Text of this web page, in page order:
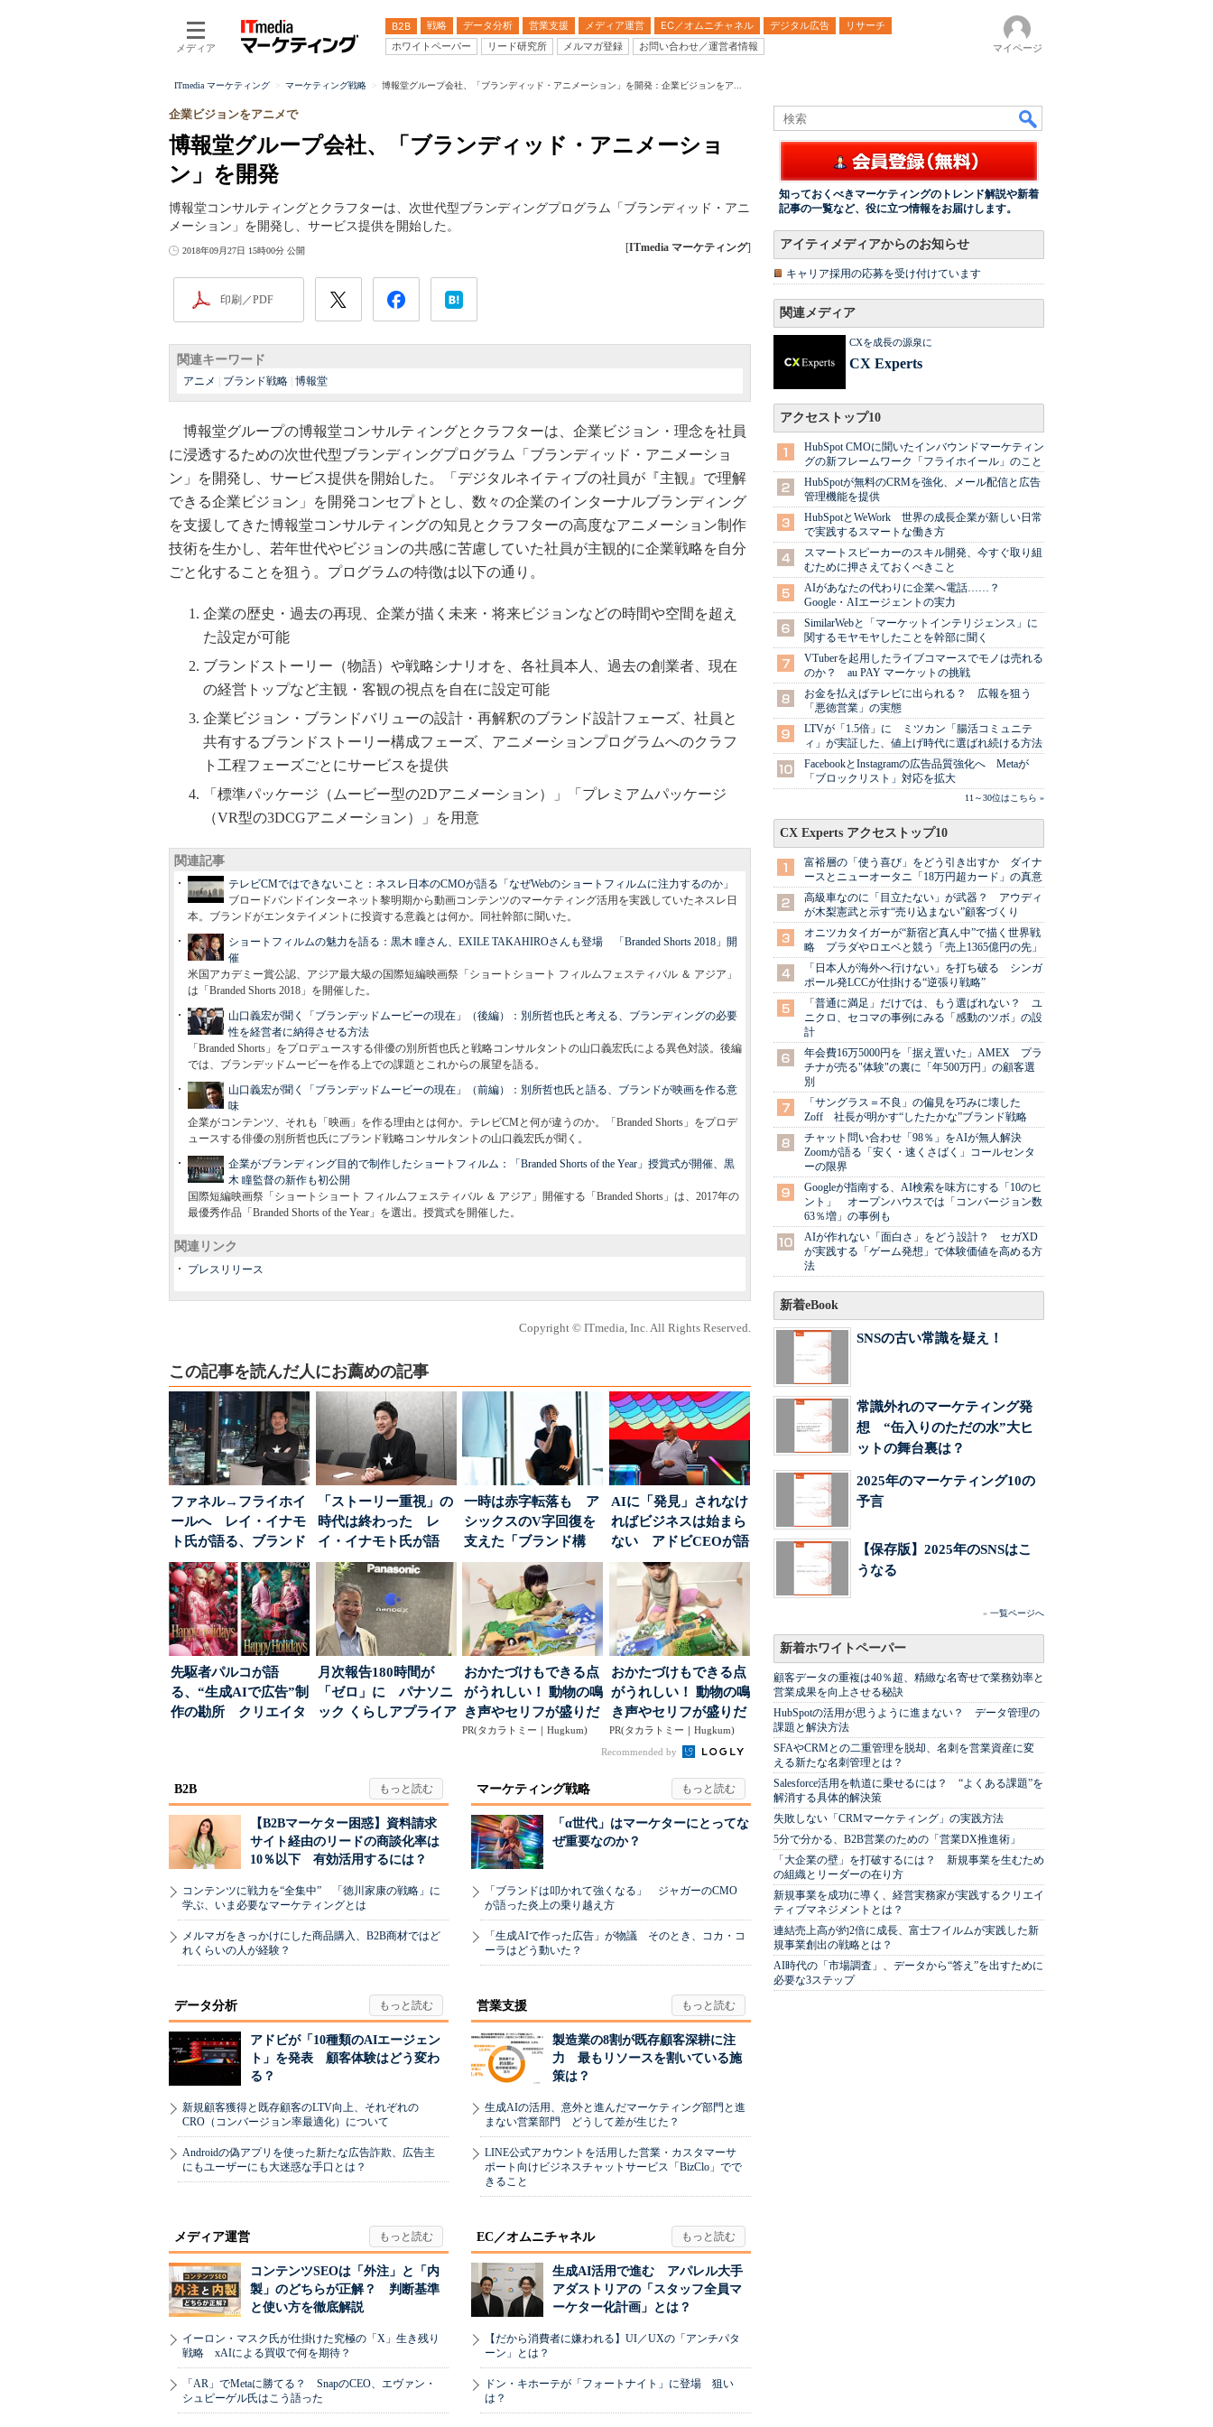
メディア
B2B 戦略 データ分析 営業支援 メディア運営 EC／オムニチャネル デジタル広告
リサーチ
ホワイトペーパー
リード研究所 メルマガ登録 お問い合わせ／運営者情報 マイページ
ITmedia マーケティング マーケティング戦略 博報堂グループ会社、「ブランディッド・アニメーション」を開発：企業ビジョンをア...
博報堂グループ会社、「ブランディッド・アニメーショ
ン」を開発
企業ビジョンをアニメで
博報堂コンサルティングとクラフターは、次世代型ブランディングプログラム「ブランディッド・アニ
メーション」を開発し、サービス提供を開始した。
2018年09月27日 15時00分 公開 [ITmedia マーケティング]
印刷／PDF
関連キーワード
アニメ ブランド戦略 博報堂
博報堂グループの博報堂コンサルティングとクラフターは、企業ビジョン・理念を社員
に浸透するための次世代型ブランディングプログラム「ブランディッド・アニメーショ
ン」を開発し、サービス提供を開始した。「デジタルネイティブの社員が『主観』で理解
できる企業ビジョン」を開発コンセプトとし、数々の企業のインターナルブランディング
を支援してきた博報堂コンサルティングの知見とクラフターの高度なアニメーション制作
技術を生かし、若年世代やビジョンの共感に苦慮していた社員が主観的に企業戦略を自分
ごと化することを狙う。プログラムの特徴は以下の通り。
企業の歴史・過去の再現、企業が描く未来・将来ビジョンなどの時間や空間を超え
た設定が可能
ブランドストーリー（物語）や戦略シナリオを、各社員本人、過去の創業者、現在
の経営トップなど主観・客観の視点を自在に設定可能
企業ビジョン・ブランドバリューの設計・再解釈のブランド設計フェーズ、社員と
共有するブランドストーリー構成フェーズ、アニメーションプログラムへのクラフ
ト工程フェーズごとにサービスを提供
「標準パッケージ（ムービー型の2Dアニメーション）」「プレミアムパッケージ
（VR型の3DCGアニメーション）」を用意
関連記事
テレビCMではできないこと：ネスレ日本のCMOが語る「なぜWebのショートフィルムに注力するのか」
ブロードバンドインターネット黎明期から動画コンテンツのマーケティング活用を実践していたネスレ日
本。ブランドがエンタテイメントに投資する意義とは何か。同社幹部に聞いた。
ショートフィルムの魅力を語る：黒木 瞳さん、EXILE TAKAHIROさんも登場 「Branded Shorts 2018」開
催
米国アカデミー賞公認、アジア最大級の国際短編映画祭「ショートショート フィルムフェスティバル ＆ アジア」
は「Branded Shorts 2018」を開催した。
山口義宏が聞く「ブランデッドムービーの現在」（後編）：別所哲也氏と考える、ブランディングの必要
性を経営者に納得させる方法
「Branded Shorts」をプロデュースする俳優の別所哲也氏と戦略コンサルタントの山口義宏氏による異色対談。後編
では、ブランデッドムービーを作る上での課題とこれからの展望を語る。
山口義宏が聞く「ブランデッドムービーの現在」（前編）：別所哲也氏と語る、ブランドが映画を作る意
味
企業がコンテンツ、それも「映画」を作る理由とは何か。テレビCMと何が違うのか。「Branded Shorts」をプロデ
ュースする俳優の別所哲也氏にブランド戦略コンサルタントの山口義宏氏が聞く。
企業がブランディング目的で制作したショートフィルム：「Branded Shorts of the Year」授賞式が開催、黒
木 瞳監督の新作も初公開
国際短編映画祭「ショートショート フィルムフェスティバル ＆ アジア」開催する「Branded Shorts」は、2017年の
最優秀作品「Branded Shorts of the Year」を選出。授賞式を開催した。
関連リンク
プレスリリース
Copyright © ITmedia, Inc. All Rights Reserved.
この記事を読んだ人にお薦めの記事
ファネル→フライホイ
ールへ レイ・イナモ
ト氏が語る、ブランド
が「信頼」を得るた
め...
「ストーリー重視」の
時代は終わった レ
イ・イナモト氏が語
る、信頼を軸にしたブ
ラン...
一時は赤字転落も ア
シックスのV字回復を
支えた「ブランド構
築」の考え方
AIに「発見」されなけ
ればビジネスは始まら
ない アドビCEOが語
った、AIエージ...
先駆者パルコが語
る、“生成AIで広告”制
作の勘所 クリエイタ
月次報告180時間が
「ゼロ」に パナソニ
ック くらしアプライア
おかたづけもできる点
がうれしい！ 動物の鳴
き声やセリフが盛りだ
くさんの「アニア ...
PR(タカラトミー｜Hugkum)
おかたづけもできる点
がうれしい！ 動物の鳴
き声やセリフが盛りだ
くさんの「アニア ...
PR(タカラトミー｜Hugkum)
Recommended by
B2B
【B2Bマーケター困惑】資料請求
サイト経由のリードの商談化率は
10％以下 有効活用するには？
コンテンツに戦力を“全集中” 「徳川家康の戦略」に
学ぶ、いま必要なマーケティングとは
メルマガをきっかけにした商品購入、B2B商材ではど
れくらいの人が経験？
マーケティング戦略
「α世代」はマーケターにとってな
ぜ重要なのか？
「ブランドは叩かれて強くなる」 ジャガーのCMO
が語った炎上の乗り越え方
「生成AIで作った広告」が物議 そのとき、コカ・コ
ーラはどう動いた？
データ分析
アドビが「10種類のAIエージェン
ト」を発表 顧客体験はどう変わ
る？
新規顧客獲得と既存顧客のLTV向上、それぞれの
CRO（コンバージョン率最適化）について
Androidの偽アプリを使った新たな広告詐欺、広告主
にもユーザーにも大迷惑な手口とは？
営業支援
製造業の8割が既存顧客深耕に注
力 最もリソースを割いている施
策は？
生成AIの活用、意外と進んだマーケティング部門と進
まない営業部門 どうして差が生じた？
LINE公式アカウントを活用した営業・カスタマーサ
ポート向けビジネスチャットサービス「BizClo」でで
きること
メディア運営
コンテンツSEOは「外注」と「内
製」のどちらが正解？ 判断基準
と使い方を徹底解説
イーロン・マスク氏が仕掛けた究極の「X」生き残り
戦略 xAIによる買収で何を期待？
「AR」でMetaに勝てる？ SnapのCEO、エヴァン・
シュピーゲル氏はこう語った
EC／オムニチャネル
生成AI活用で進む アパレル大手
アダストリアの「スタッフ全員マ
ーケター化計画」とは？
【だから消費者に嫌われる】UI／UXの「アンチパタ
ーン」とは？
ドン・キホーテが「フォートナイト」に登場 狙い
は？
知っておくべきマーケティングのトレンド解説や新着
記事の一覧など、役に立つ情報をお届けします。
アイティメディアからのお知らせ
キャリア採用の応募を受け付けています
関連メディア
CXを成長の源泉に
CX Experts
アクセストップ10
HubSpot CMOに聞いたインバウンドマーケティン
グの新フレームワーク「フライホイール」のこと
HubSpotが無料のCRMを強化、メール配信と広告
管理機能を提供
HubSpotとWeWork 世界の成長企業が新しい日常
で実践するスマートな働き方
スマートスピーカーのスキル開発、今すぐ取り組
むために押さえておくべきこと
AIがあなたの代わりに企業へ電話……？
Google・AIエージェントの実力
SimilarWebと「マーケットインテリジェンス」に
関するモヤモヤしたことを幹部に聞く
VTuberを起用したライブコマースでモノは売れる
のか？ au PAY マーケットの挑戦
お金を払えばテレビに出られる？ 広報を狙う
「悪徳営業」の実態
LTVが「1.5倍」に ミツカン「腸活コミュニテ
ィ」が実証した、値上げ時代に選ばれ続ける方法
FacebookとInstagramの広告品質強化へ Metaが
「ブロックリスト」対応を拡大
11～30位はこちら »
CX Experts アクセストップ10
富裕層の「使う喜び」をどう引き出すか ダイナ
ースとニューオータニ「18万円超カード」の真意
高級車なのに「目立たない」が武器？ アウディ
が木梨憲武と示す“売り込まない”顧客づくり
オニツカタイガーが“新宿ど真ん中”で描く世界戦
略 プラダやロエベと競う「売上1365億円の先」
「日本人が海外へ行けない」を打ち破る シンガ
ポール発LCCが仕掛ける“逆張り戦略”
「普通に満足」だけでは、もう選ばれない？ ユ
ニクロ、セコマの事例にみる「感動のツボ」の設
計
年会費16万5000円を「据え置いた」AMEX プラ
チナが売る"体験"の裏に「年500万円」の顧客選
別
「サングラス＝不良」の偏見を巧みに壊した
Zoff 社長が明かす“したたかな”ブランド戦略
チャット問い合わせ「98％」をAIが無人解決
Zoomが語る「安く・速くさばく」コールセンタ
ーの限界
Googleが指南する、AI検索を味方にする「10のヒ
ント」 オープンハウスでは「コンバージョン数
63％増」の事例も
AIが作れない「面白さ」をどう設計？ セガXD
が実践する「ゲーム発想」で体験価値を高める方
法
新着eBook
SNSの古い常識を疑え！
常識外れのマーケティング発
想 “缶入りのただの水”大ヒ
ットの舞台裏は？
2025年のマーケティング10の
予言
【保存版】2025年のSNSはこ
うなる
» 一覧ページへ
新着ホワイトペーパー
顧客データの重複は40％超、精緻な名寄せで業務効率と
営業成果を向上させる秘訣
HubSpotの活用が思うように進まない？ データ管理の
課題と解決方法
SFAやCRMとの二重管理を脱却、名刺を営業資産に変
える新たな名刺管理とは？
Salesforce活用を軌道に乗せるには？ “よくある課題”を
解消する具体的解決策
失敗しない「CRMマーケティング」の実践方法
5分で分かる、B2B営業のための「営業DX推進術」
「大企業の壁」を打破するには？ 新規事業を生むため
の組織とリーダーの在り方
新規事業を成功に導く、経営実務家が実践するクリエイ
ティブマネジメントとは？
連結売上高が約2倍に成長、富士フイルムが実践した新
規事業創出の戦略とは？
AI時代の「市場調査」、データから“答え”を出すために
必要な3ステップ